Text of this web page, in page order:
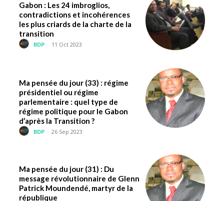
Gabon : Les 24 imbroglios,
contradictions et incohérences
les plus criards de la charte de la
transition
BDP - 11 Oct 2023
Ma pensée du jour (33) : régime
présidentiel ou régime
parlementaire : quel type de
régime politique pour le Gabon
d’après la Transition ?
BDP - 26 Sep 2023
Ma pensée du jour (31) : Du
message révolutionnaire de Glenn
Patrick Moundendé, martyr de la
république